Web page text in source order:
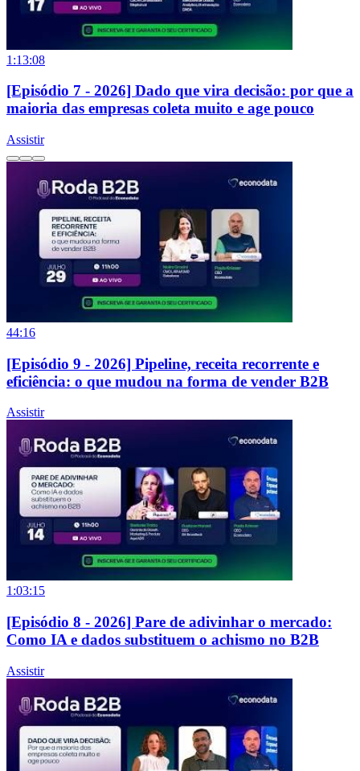
1:13:08
[Episódio 7 - 2026] Dado que vira decisão: por que a
maioria das empresas coleta muito e age pouco
Assistir
44:16
[Episódio 9 - 2026] Pipeline, receita recorrente e
eficiência: o que mudou na forma de vender B2B
Assistir
1:03:15
[Episódio 8 - 2026] Pare de adivinhar o mercado:
Como IA e dados substituem o achismo no B2B
Assistir